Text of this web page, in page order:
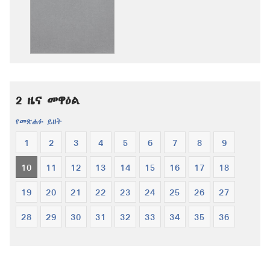
2 ዜና መዋዕል
የመጽሐፉ ይዘት
1 2 3 4 5 6 7 8 9
10 11 12 13 14 15 16 17 18
19 20 21 22 23 24 25 26 27
28 29 30 31 32 33 34 35 36